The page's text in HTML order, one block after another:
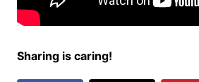
Sharing is caring!